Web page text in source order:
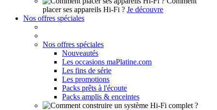
placer ses appareils Hi-Fi ? Je découvre
Nos offres spéciales
Nos offres spéciales
Nouveautés
Les occasions maPlatine.com
Les fins de série
Les promotions
Packs prêts à l'écoute
Packs amplis & enceintes